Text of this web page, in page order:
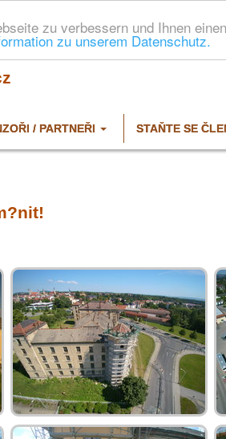
zu verbessern und Ihnen
zu unserem Datenschutz.
/ PARTNEŘI STAŇTE SE